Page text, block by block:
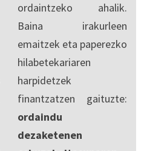
ordaintzeko ahalik.
Baina irakurleen
emaitzek eta paperezko
hilabetekariaren
harpidetzek
finantzatzen gaituzte:
ordaindu
dezaketenen